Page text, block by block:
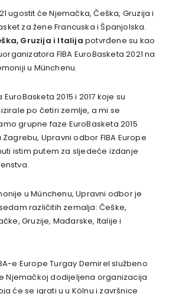
ugostit će Njemačka, Češka, Gruzija i
za žene Francuska i Španjolska.
Gruzija i Italija potvrđene su kao
FIBA EuroBasketa 2021 na
u Münchenu.
2015 i 2017 koje su
po četiri zemlje, a mi se
grupne faze EuroBasketa 2015
Upravni odbor FIBA Europe
istim putem za sljedeće izdanje
u Münchenu, Upravni odbor je
različitih zemalja: Češke,
Gruzije, Mađarske, Italije i
e Europe Turgay Demirel službeno
Njemačkoj dodijeljena organizacija
će se igrati u u Kölnu i završnice